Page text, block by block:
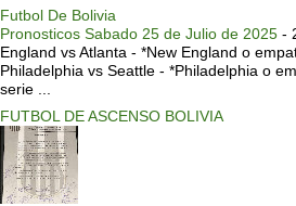
Futbol De Bolivia
Pronosticos Sabado 25 de Julio de 2025 -
England vs Atlanta - *New England o
Philadelphia vs Seattle - *Philadelphia o
serie ...
FUTBOL DE ASCENSO BOLIVIA